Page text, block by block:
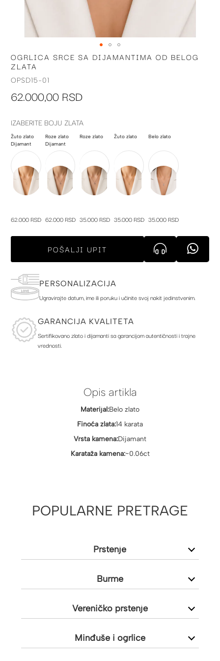
Skip
to
the
of
gallery
OGRLICA SRCE SA DIJAMANTIMA OD BELOG
ZLATA
OPSD15-01
62.000,00 RSD
IZABERITE BOJU ZLATA
Žuto zlato
Dijamant
62.000 RSD
Roze zlato
Dijamant
62.000 RSD
Roze zlato
35.000 RSD
Žuto zlato
35.000 RSD
Belo zlato
35.000 RSD
POŠALJI UPIT
PERSONALIZACIJA
Ugravirajte datum, ime ili poruku i učinite svoj nakit jedinstvenim.
GARANCIJA KVALITETA
Sertifikovano zlato i dijamanti sa garancijom autentičnosti i trajne
vrednosti.
Opis artikla
Materijal:Belo zlato
Finoća zlata:14 karata
Vrsta kamena:Dijamant
Karataža kamena:~0.06ct
POPULARNE PRETRAGE
Prstenje
Burme
Vereničko prstenje
Minđuše i ogrlice